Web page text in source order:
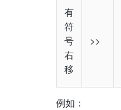
有
符
号
右
移
>>
例如：